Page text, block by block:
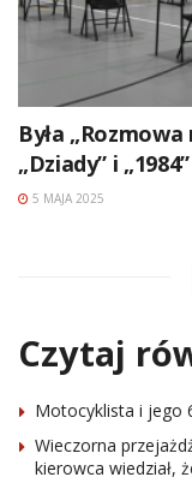
Była
„Dziady” i „1984”
5 MAJA 2025
Czytaj
Motocyklista i jego
Wieczorna
kierowca wiedział,